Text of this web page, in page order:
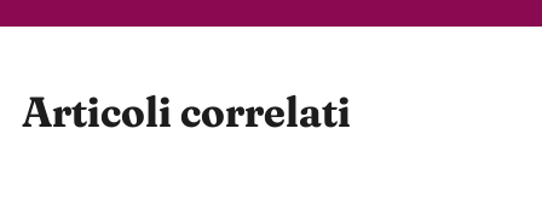
Articoli correlati